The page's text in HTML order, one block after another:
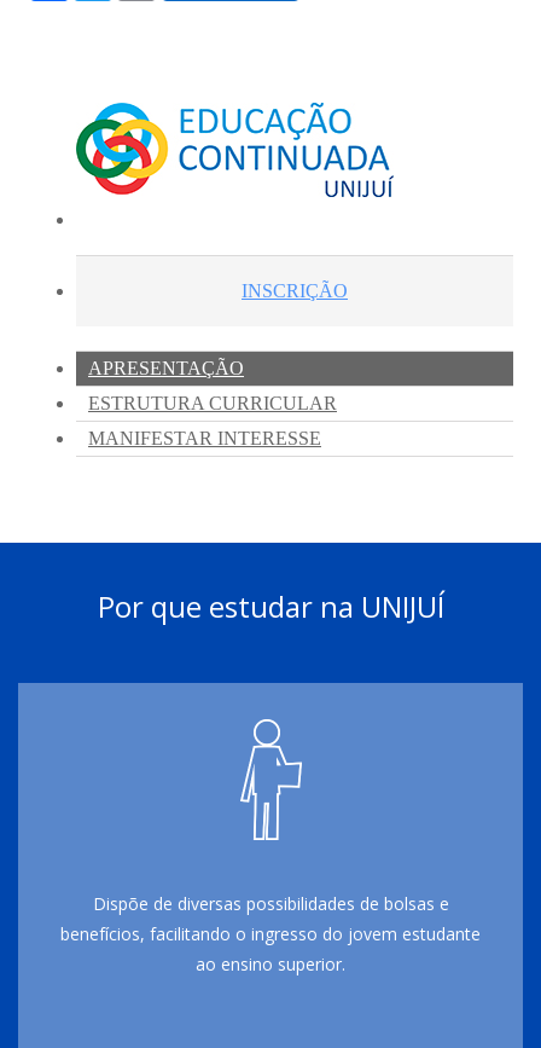
Por que estudar na UNIJUÍ
Dispõe de diversas possibilidades de bolsas e
benefícios, facilitando o ingresso do jovem estudante
ao ensino superior.